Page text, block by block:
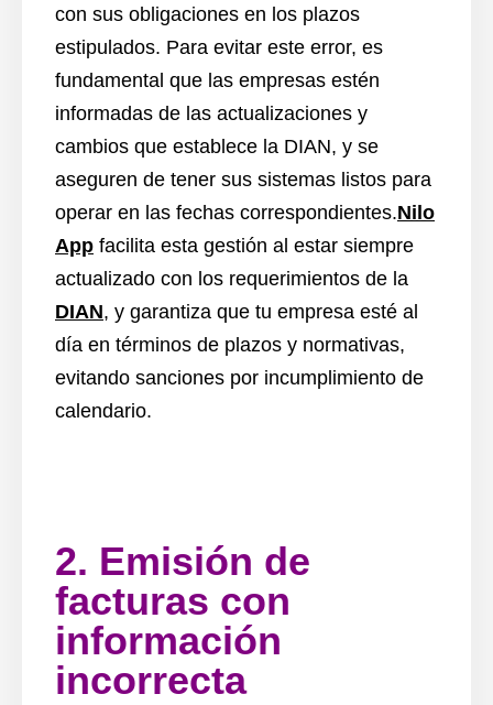
con sus obligaciones en los plazos
estipulados. Para evitar este error, es
fundamental que las empresas estén
informadas de las actualizaciones y
cambios que establece la DIAN, y se
aseguren de tener sus sistemas listos para
operar en las fechas correspondientes.Nilo
App facilita esta gestión al estar siempre
actualizado con los requerimientos de la
DIAN, y garantiza que tu empresa esté al
día en términos de plazos y normativas,
evitando sanciones por incumplimiento de
calendario.
2. Emisión de
facturas con
información
incorrecta